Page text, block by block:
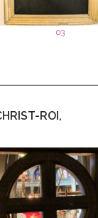
03
ROI,